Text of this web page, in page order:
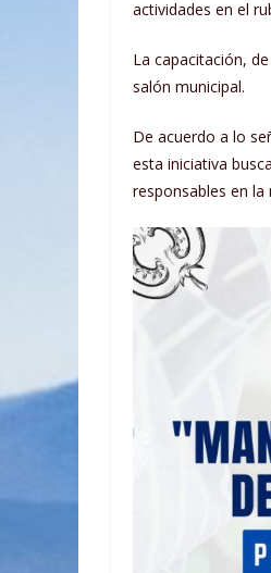
actividades en el
La capacitación,
salón municipal.
De acuerdo a lo
esta iniciativa
responsables en